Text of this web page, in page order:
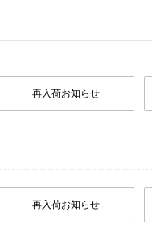
再入荷お知らせ
再入荷お知らせ